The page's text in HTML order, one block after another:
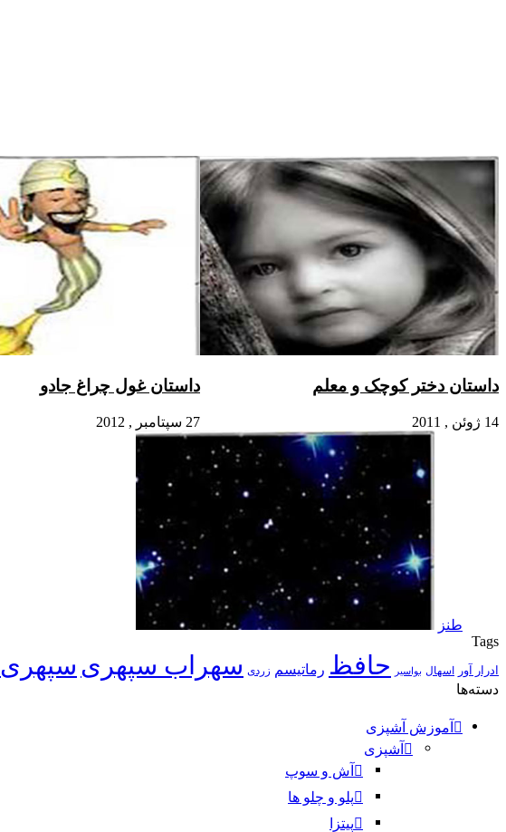
داستان دختر کوچک و معلم
14 ژوئن , 2011
داستان غول چراغ جادو
27 سپتامبر , 2012
طنز
Tags
ادرار آور اسهال بواسیر حافظ رماتیسم زردی سهراب سپهری سپهری
دسته‌ها
آموزش آشپزی
آشپزی
آش و سوپ
پلو و چلو ها
پیتزا